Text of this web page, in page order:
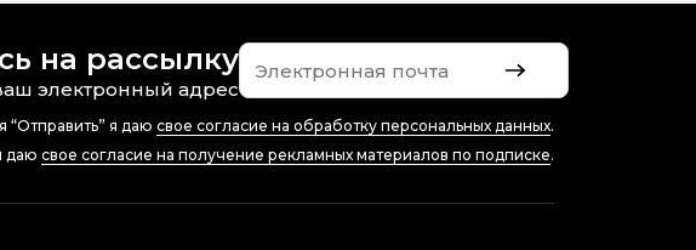
на рассылку
электронный адрес
“Отправить” я даю свое согласие на обработку персональных данных.
даю свое согласие на получение рекламных материалов по подписке.